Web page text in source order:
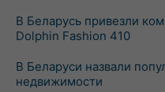
В Беларусь привезли
Dolphin Fashion 410
В Беларуси назвали
недвижимости